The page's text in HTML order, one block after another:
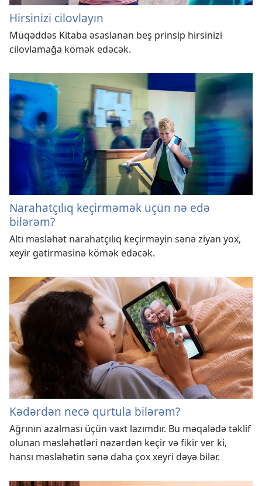
Hirsinizi cilovlayın
Müqəddəs Kitaba əsaslanan beş prinsip hirsinizi
cilovlamağa kömək edəcək.
Narahatçılıq keçirməmək üçün nə edə
bilərəm?
Altı məsləhət narahatçılıq keçirməyin sənə ziyan yox,
xeyir gətirməsinə kömək edəcək.
Kədərdən necə qurtula bilərəm?
Ağrının azalması üçün vaxt lazımdır. Bu məqalədə təklif
olunan məsləhətləri nəzərdən keçir və fikir ver ki,
hansı məsləhətin sənə daha çox xeyri dəyə bilər.